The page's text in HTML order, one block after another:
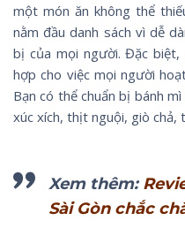
một món ăn không thể
nằm đầu danh sách vì dễ
bị của mọi người. Đặc
hợp cho việc mọi người
Bạn có thể chuẩn bị bánh
xúc xích, thịt nguội, giò
Xem thêm:
Sài Gòn chắc